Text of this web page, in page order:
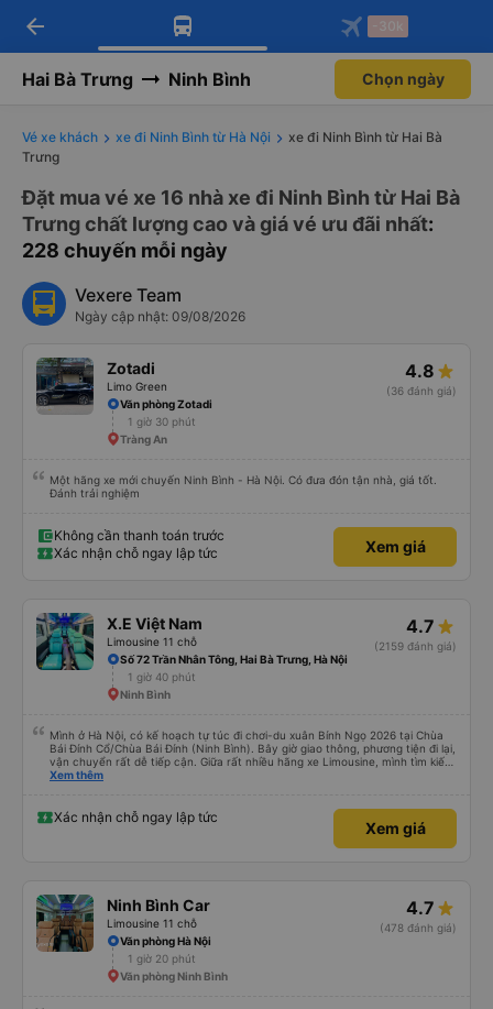
Tải app Vexere ngay!
Nhận ưu đãi thành viên độc
Mở app
Tải app Vexere
-30k/ghế khi đặt vé máy bay qua
Mở app
arrow_back -30k
Hai Bà Trưng Ninh Bình Chọn ngày
Vé xe khách xe đi Ninh Bình từ Hà Nội
xe đi Ninh Bình từ Hai Bà
Trưng
Đặt mua vé xe 16 nhà xe đi Ninh Bình từ Hai Bà
Trưng chất lượng cao và giá vé ưu đãi nhất:
228 chuyến mỗi ngày
Vexere Team
Ngày cập nhật: 09/08/2026
Zotadi
Limo Green
4.8
(36 đánh giá)
Văn phòng Zotadi
1 giờ 30 phút
Tràng An
Một hãng xe mới chuyến Ninh Bình - Hà Nội. Có đưa đón tận nhà, giá tốt.
Đánh trải nghiệm
Không cần thanh toán trước
Xác nhận chỗ ngay lập tức
Xem giá
X.E Việt Nam
Limousine 11 chỗ
4.7
(2159 đánh giá)
Số 72 Trần Nhân Tông, Hai Bà Trưng, Hà Nội
1 giờ 40 phút
Ninh Bình
Mình ở Hà Nội, có kế hoạch tự túc đi chơi-du xuân Bính Ngọ 2026 tại Chùa
Bái Đính Cổ/Chùa Bái Đính (Ninh Bình). Bây giờ giao thông, phương tiện đi lại,
vận chuyển rất dễ tiếp cận. Giữa rất nhiều hãng xe Limousine, mình tìm kiếm
trên Vexere và chốt được lịch phù hợp với hãng xe X.E Việt Nam. Giá vé lượt
phường Hoa Lư đến Chùa Bái Đính, phường Tây Hoa Lư khoảng cách là
~20km, hãng nhiệt tình đưa đón dù chỉ là 1 người, đưa đón 2 chiều bằng xe
trung chuyển với khoảng cách tổng là 40km mà phí thu thêm chỉ có
Xem thêm
Xác nhận chỗ ngay lập tức
Xem giá
Ninh Bình Car
Limousine 11 chỗ
4.7
(478 đánh giá)
Văn phòng Hà Nội
1 giờ 20 phút
Văn phòng Ninh Bình